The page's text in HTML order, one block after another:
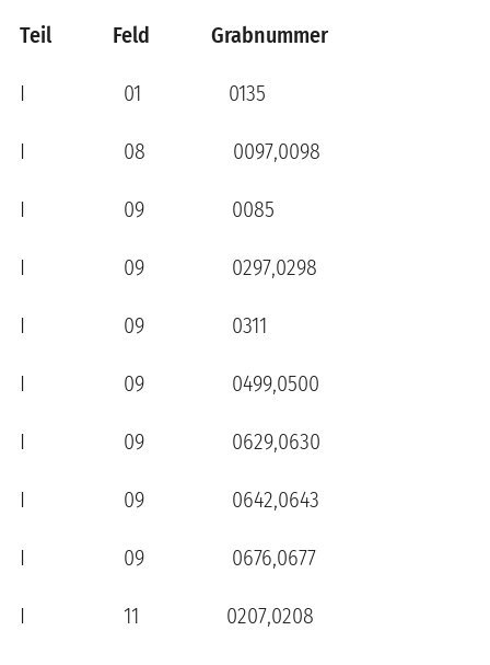
Teil Feld Grabnummer
I 01 0135
I 08 0097,0098
I 09 0085
I 09 0297,0298
I 09 0311
I 09 0499,0500
I 09 0629,0630
I 09 0642,0643
I 09 0676,0677
I 11 0207,0208